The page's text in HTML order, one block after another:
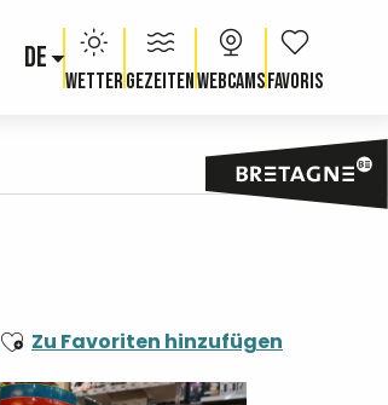
DE
WetterGezeitenWebcams Voir les
Ajouter aux favoris
Zu Favoriten hinzufügen